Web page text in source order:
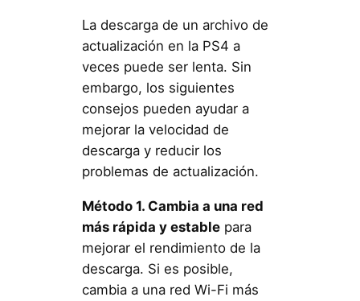
La descarga de un archivo de
actualización en la PS4 a
veces puede ser lenta. Sin
embargo, los siguientes
consejos pueden ayudar a
mejorar la velocidad de
descarga y reducir los
problemas de actualización.
Método 1. Cambia a una red
más rápida y establepara
mejorar el rendimiento de la
descarga. Si es posible,
cambia a una red Wi-Fi más